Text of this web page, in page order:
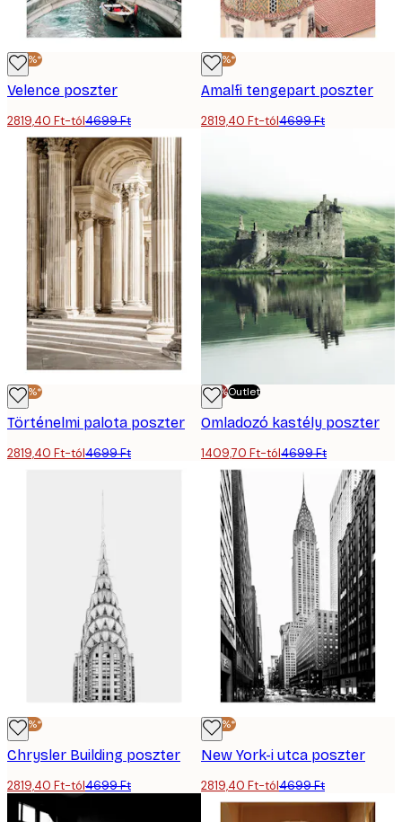
-40%*
Velence poszter
2819,40 Ft-tól4699 Ft
-40%*
Amalfi tengepart poszter
2819,40 Ft-tól4699 Ft
-40%*
Történelmi palota poszter
2819,40 Ft-tól4699 Ft
-70%Outlet
Omladozó kastély poszter
1409,70 Ft-tól4699 Ft
-40%*
Chrysler Building poszter
2819,40 Ft-tól4699 Ft
-40%*
New York-i utca poszter
2819,40 Ft-tól4699 Ft